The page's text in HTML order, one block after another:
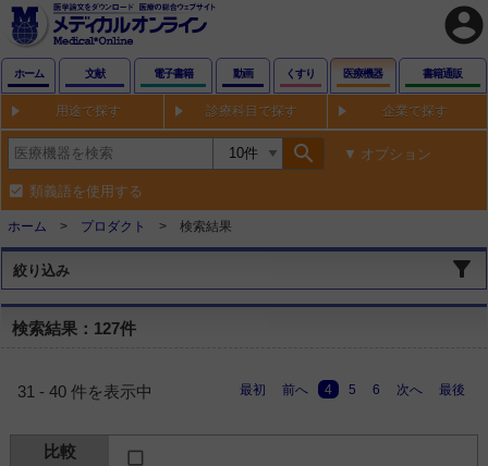
account_circle
ホーム 文献 電子書籍 動画 くすり 医療機器 書籍通販
用途で探す 診療科目で探す 企業で探す
search オプション
類義語を使用する
ホーム プロダクト 検索結果
絞り込み
検索結果：127件
31 - 40 件を表示中 最初 前へ 4 5 6 次へ 最後